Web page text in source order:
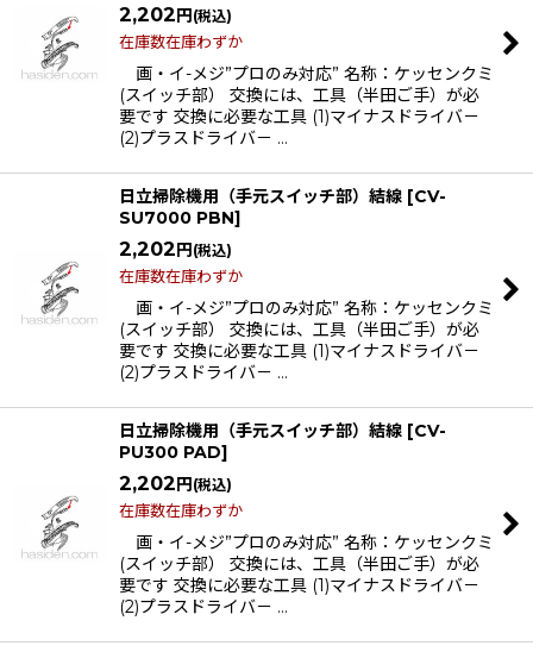
並び順:
絞り込む
2,202円(税込)
在庫数在庫わずか
画・イ-メジ”プロのみ対応” 名称：ケッセンクミ
(スイッチ部） 交換には、工具（半田ご手）が必
要です 交換に必要な工具 (1)マイナスドライバ－
(2)プラスドライバ－ …
日立掃除機用（手元スイッチ部）結線 [CV-
SU7000 PBN]
2,202円(税込)
在庫数在庫わずか
画・イ-メジ”プロのみ対応” 名称：ケッセンクミ
(スイッチ部） 交換には、工具（半田ご手）が必
要です 交換に必要な工具 (1)マイナスドライバ－
(2)プラスドライバ－ …
日立掃除機用（手元スイッチ部）結線 [CV-
PU300 PAD]
2,202円(税込)
在庫数在庫わずか
画・イ-メジ”プロのみ対応” 名称：ケッセンクミ
(スイッチ部） 交換には、工具（半田ご手）が必
要です 交換に必要な工具 (1)マイナスドライバ－
(2)プラスドライバ－ …